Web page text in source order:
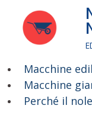
contenuto
Macchine
Macchine
Perché il
Menu